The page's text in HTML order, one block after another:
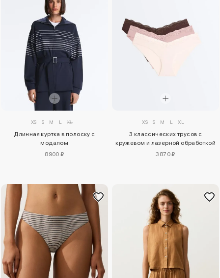
XS S M L XL
Длинная куртка в полоску с
модалом
8900 ₽
XS S M L XL
3 классических трусов с
кружевом и лазерной обработкой
3870 ₽